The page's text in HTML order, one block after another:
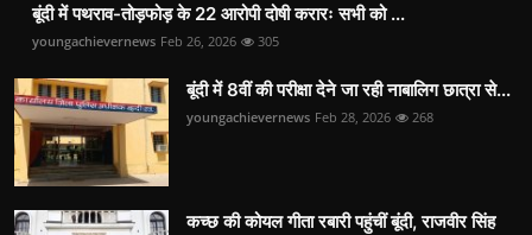
बूंदी में पथराव-तोड़फोड़ के 22 आरोपी दोषी करारः सभी को ...
youngachievernews Feb 26, 2026 305
बूंदी में 8वीं की परीक्षा देने जा रही नाबालिग छात्रा से...
youngachievernews Feb 28, 2026 268
कच्छ की कोयल गीता रबारी पहुंचीं बूंदी, राजवीर सिंह